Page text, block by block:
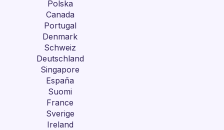
Polska
Canada
Portugal
Denmark
Schweiz
Deutschland
Singapore
España
Suomi
France
Sverige
Ireland